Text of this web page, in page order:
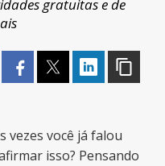
gratuitas e de
vezes você já falou
isso? Pensando